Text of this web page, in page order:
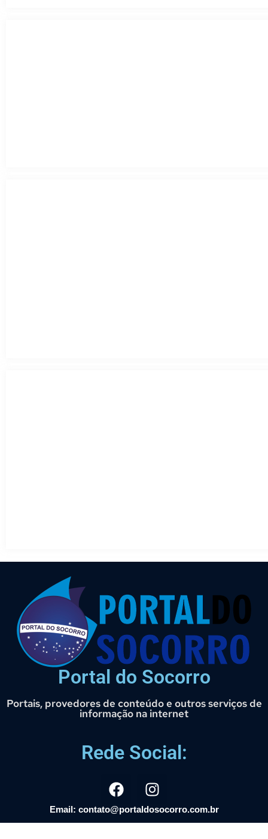
Portal do Socorro
Portais, provedores de conteúdo e outros serviços de
informação na internet
Rede Social:
Email: contato@portaldosocorro.com.br